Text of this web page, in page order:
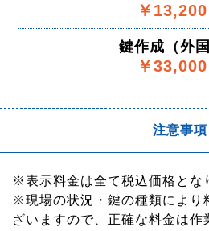
￥13,200
鍵作成（外国
￥33,000
注意事項
※表示料金は全て税込価格とな
※現場の状況・鍵の種類により
ざいますので、正確な料金は作